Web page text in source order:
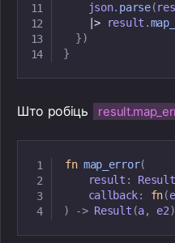
    json
. parse(
|> result .
})
}
Што робіць
fn map_error(
    result
: Result
    callback
: fn(
)
-> Result (a, e2)